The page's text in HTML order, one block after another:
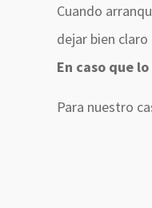
Cuando
dejar bien
En caso que
Para nuestro